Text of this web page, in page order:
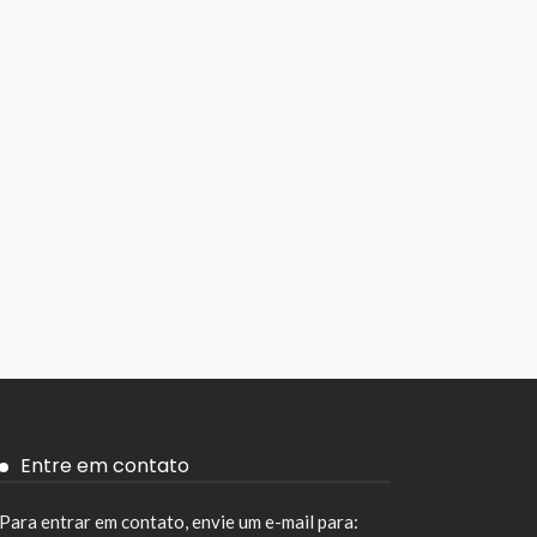
Entre em contato
Para entrar em contato, envie um e-mail para: